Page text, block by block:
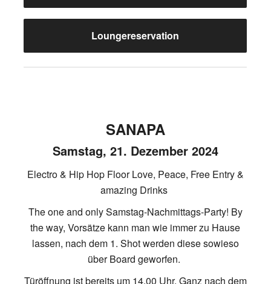
Loungereservation
SANAPA
Samstag, 21. Dezember 2024
Electro & Hip Hop Floor Love, Peace, Free Entry &
amazing Drinks
The one and only Samstag-Nachmittags-Party! By
the way, Vorsätze kann man wie immer zu Hause
lassen, nach dem 1. Shot werden diese sowieso
über Board geworfen.
Türöffnung ist bereits um 14.00 Uhr. Ganz nach dem